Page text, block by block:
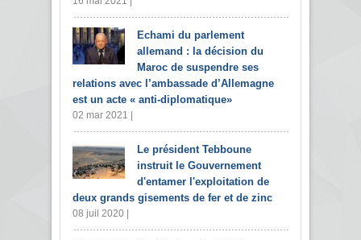
Echami du parlement
allemand : la décision du
Maroc de suspendre ses
relations avec l’ambassade d’Allemagne
est un acte « anti-diplomatique»
02 mar 2021 |
Le président Tebboune
instruit le Gouvernement
d'entamer l'exploitation de
deux grands gisements de fer et de zinc
08 juil 2020 |